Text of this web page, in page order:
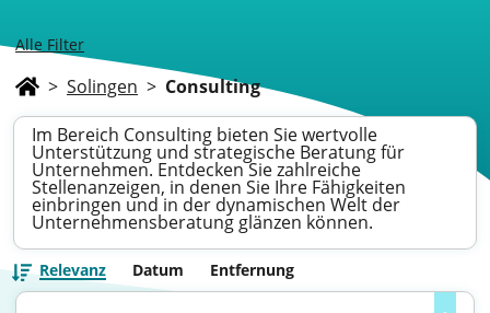
Alle Filter
> Solingen > Consulting
Im Bereich Consulting bieten Sie wertvolle
Unterstützung und strategische Beratung für
Unternehmen. Entdecken Sie zahlreiche
Stellenanzeigen, in denen Sie Ihre Fähigkeiten
einbringen und in der dynamischen Welt der
Unternehmensberatung glänzen können.
Relevanz Datum Entfernung